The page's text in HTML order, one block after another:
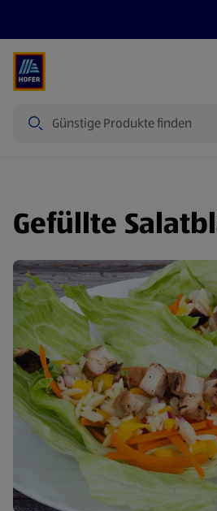
Gefüllte